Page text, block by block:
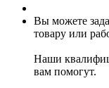
Вы можете
товару или
Наши
вам помогут.